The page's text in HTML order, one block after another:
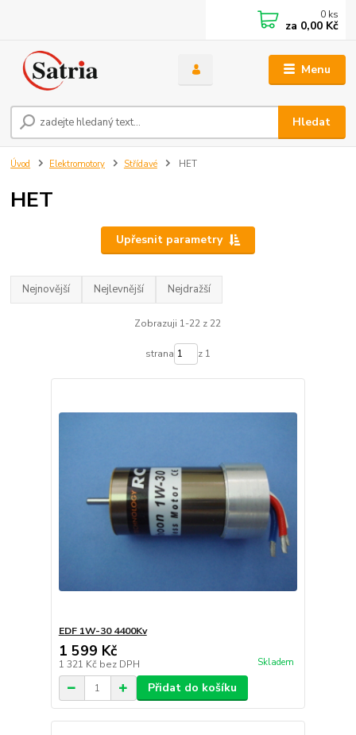
Menu
Hledat
0 ks
za 0,00 Kč
Úvod Elektromotory Střídavé HET
HET
Upřesnit parametry
Nejnovější Nejlevnější Nejdražší
Zobrazuji 1-22 z 22
strana z 1
EDF 1W-30 4400Kv
1 599 Kč
1 321 Kč bez DPH Skladem
Přidat do košíku